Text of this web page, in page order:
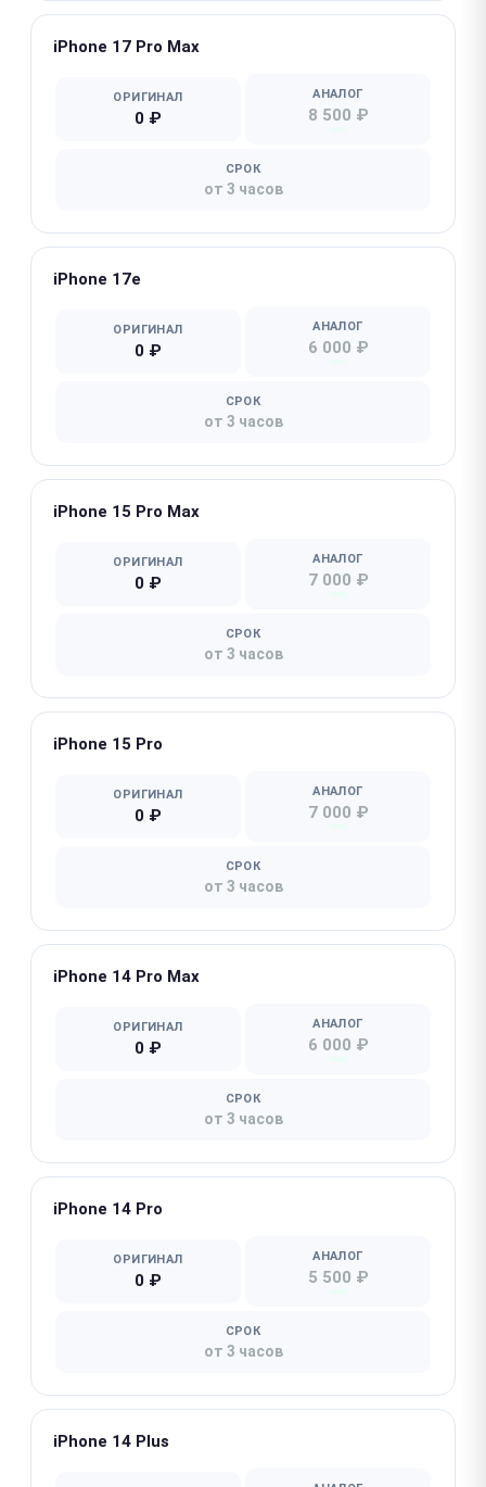
iPhone 17 Pro Max
ОРИГИНАЛ
0 ₽
АНАЛОГ
8 500 ₽
СРОК
от 3 часов
iPhone 17e
ОРИГИНАЛ
0 ₽
АНАЛОГ
6 000 ₽
СРОК
от 3 часов
iPhone 15 Pro Max
ОРИГИНАЛ
0 ₽
АНАЛОГ
7 000 ₽
СРОК
от 3 часов
iPhone 15 Pro
ОРИГИНАЛ
0 ₽
АНАЛОГ
7 000 ₽
СРОК
от 3 часов
iPhone 14 Pro Max
ОРИГИНАЛ
0 ₽
АНАЛОГ
6 000 ₽
СРОК
от 3 часов
iPhone 14 Pro
ОРИГИНАЛ
0 ₽
АНАЛОГ
5 500 ₽
СРОК
от 3 часов
iPhone 14 Plus